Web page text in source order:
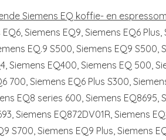
Siemens EQ koffie- en
Siemens EQ9, Siemens EQ6 Plus,
EQ.9 S500, Siemens EQ9 S500,
Siemens EQ400, Siemens EQ 500,
700, Siemens EQ6 Plus S300,
EQ8 series 600, Siemens EQ8695,
Siemens EQ872DV01R, Siemens
S700, Siemens EQ9 Plus, Siemens